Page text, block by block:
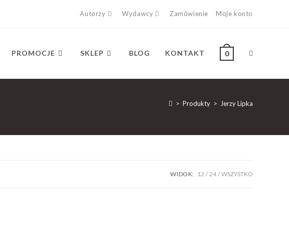
Autorzy Wydawcy Zamówienie Moje konto
PROMOCJE SKLEP BLOG KONTAKT 0
> Produkty > Jerzy Lipka
WIDOK: 12 24 WSZYSTKO